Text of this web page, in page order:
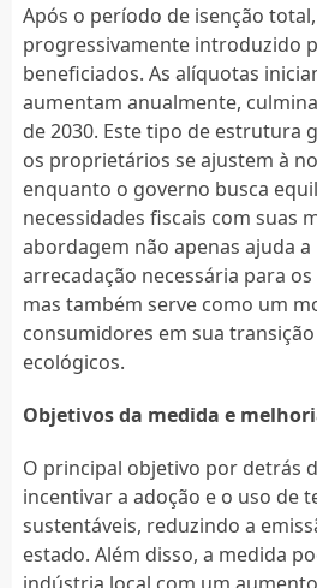
Após o período de isenção total,
progressivamente introduzido
beneficiados. As alíquotas
aumentam anualmente,
de 2030. Este tipo de estrutura
os proprietários se ajustem à
enquanto o governo busca
necessidades fiscais com suas
abordagem não apenas ajuda
arrecadação necessária para
mas também serve como um
consumidores em sua
ecológicos.
Objetivos da medida e
O principal objetivo por detrás
incentivar a adoção e o uso de
sustentáveis, reduzindo a
estado. Além disso, a medida
indústria local com um